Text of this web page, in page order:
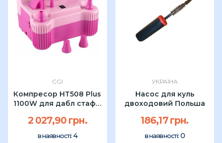
CGI
Компресор HT508 Plus
1100W для дабл стафф
2 027,90 грн.
в наявності: 4
УКРАЇНА
Насос для куль
двоходовий Польша
186,17 грн.
в наявності: 0